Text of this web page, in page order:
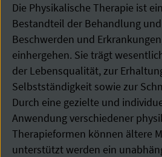
Die Physikalische Therapie ist
Bestandteil der Behandlung
Beschwerden und
einhergehen. Sie trägt
der Lebensqualität, zur
Selbstständigkeit sowie zur
Durch eine gezielte und
Anwendung verschiedener
Therapieformen können ältere
unterstützt werden ein